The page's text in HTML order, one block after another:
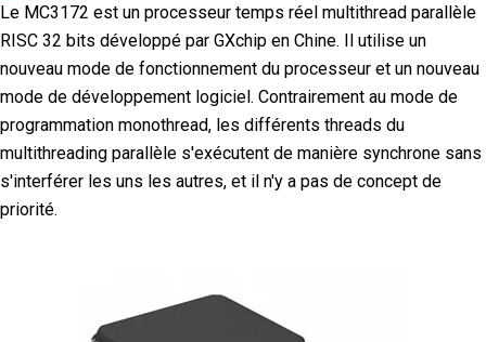
Le MC3172 est un processeur temps réel multithread parallèle
RISC 32 bits développé par GXchip en Chine. Il utilise un
nouveau mode de fonctionnement du processeur et un nouveau
mode de développement logiciel. Contrairement au mode de
programmation monothread, les différents threads du
multithreading parallèle s'exécutent de manière synchrone sans
s'interférer les uns les autres, et il n'y a pas de concept de
priorité.